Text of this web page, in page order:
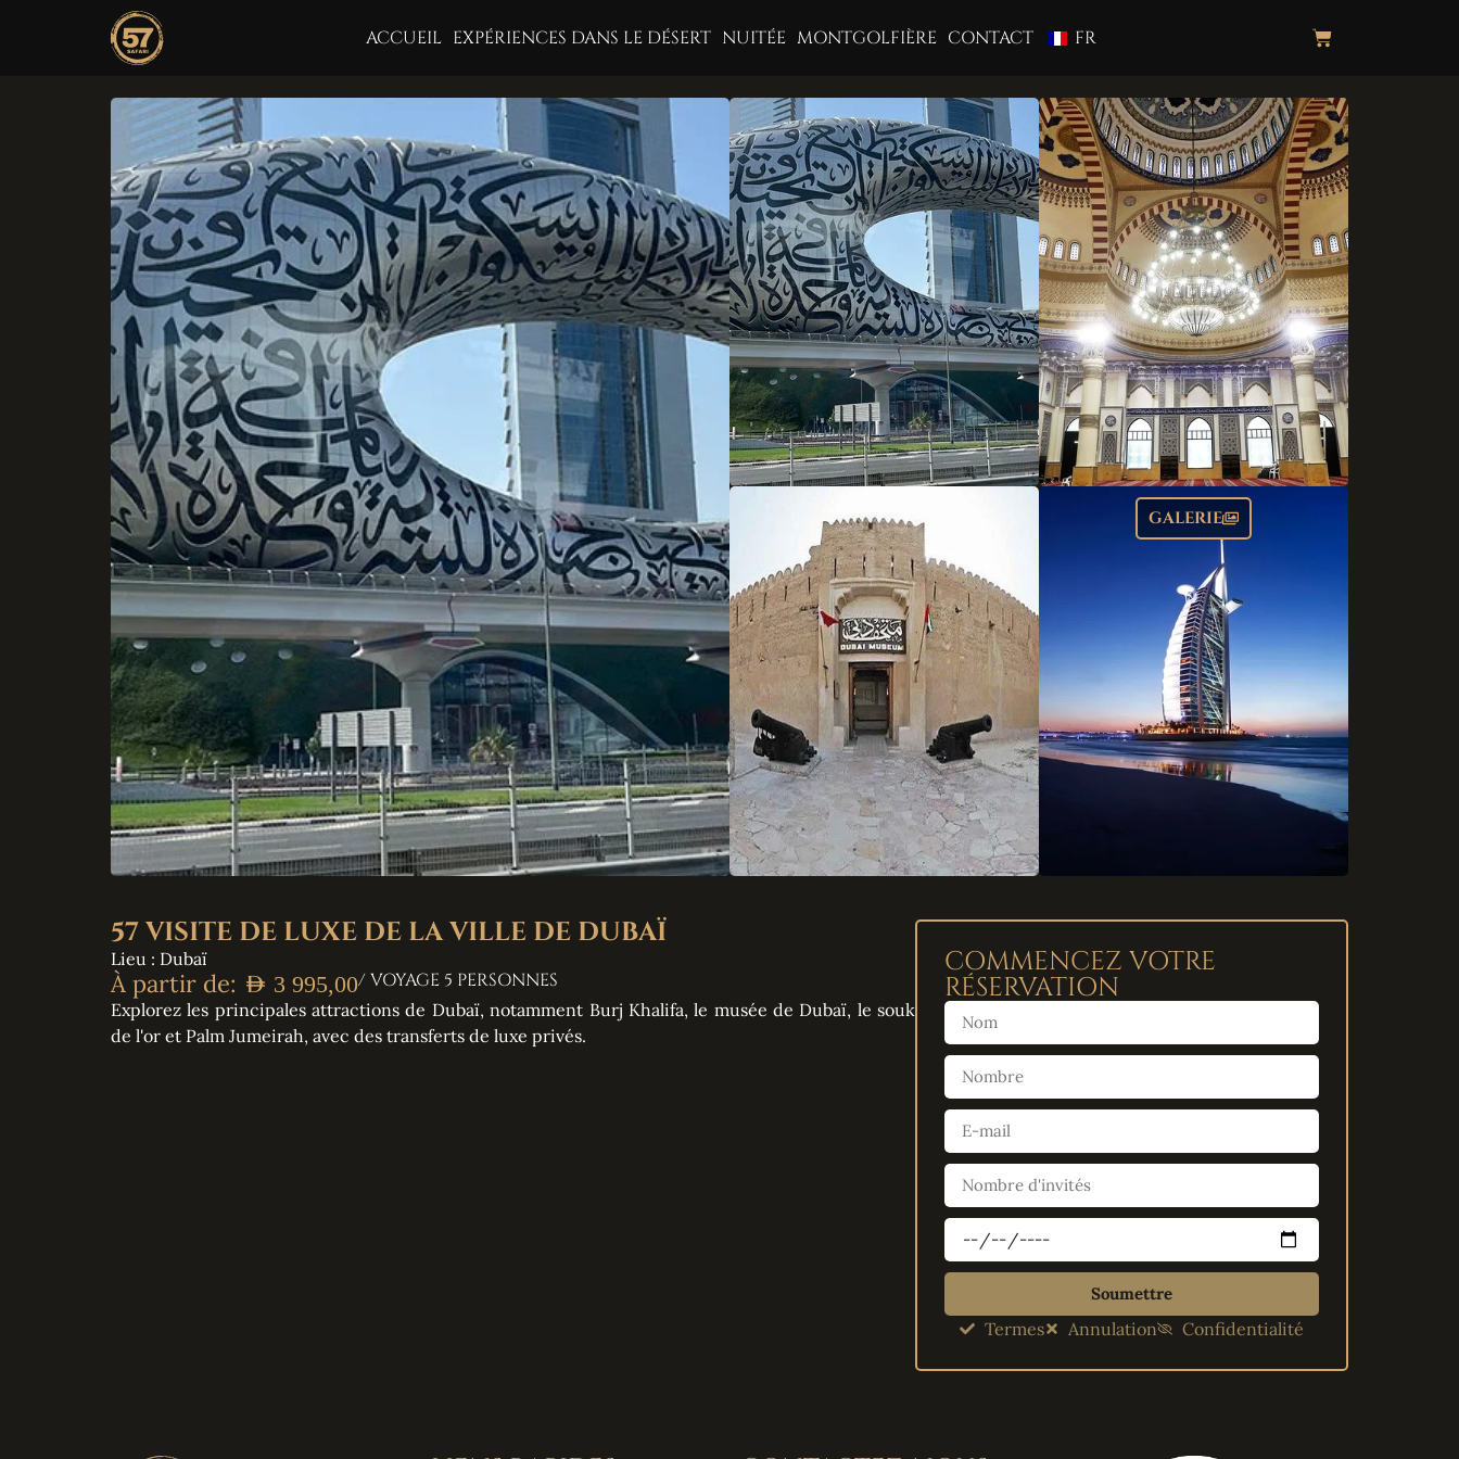
ACCUEIL EXPÉRIENCES DANS LE DÉSERT NUITÉE MONTGOLFIÈRE CONTACT FR
GALERIE
57 VISITE DE LUXE DE LA VILLE DE DUBAÏ
Lieu : Dubaï
À partir de: AED 3 995,00/ VOYAGE 5 PERSONNES
Explorez les principales attractions de Dubaï, notamment Burj Khalifa, le musée de Dubaï, le souk
de l'or et Palm Jumeirah, avec des transferts de luxe privés.
COMMENCEZ VOTRE
RÉSERVATION
Soumettre
Termes Annulation Confidentialité